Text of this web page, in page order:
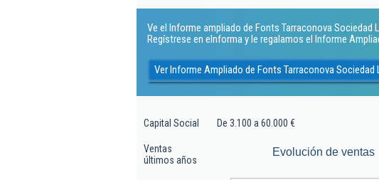
Ve el Informe ampliado de Fonts Tarraconova Sociedad
Regístrese en eInforma y le regalamos el Informe
Ver Informe Ampliado de Fonts Tarraconova Sociedad
Capital Social De 3.100 a 60.000 €
Ventas
últimos años
Evolución de ventas